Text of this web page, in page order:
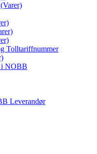
Tolltariffnummer
i NOBB
Leverandør